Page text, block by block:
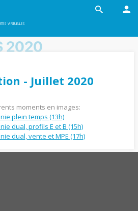
VIRTUELLES
2020
- Juillet 2020
moments en images:
plein temps (13h)
dual, profils E et B (15h)
dual, vente et MPE (17h)